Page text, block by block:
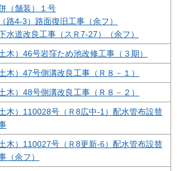
（舗装）１号
路4-3）路面復旧工事（余フ）
水道改良工事（スＲ7-27）（余フ）
土木）46号岩窪ため池改修工事（３期）
土木）47号側溝改良工事（Ｒ８－１）
土木）48号側溝改良工事（Ｒ８－２）
土木）110028号（Ｒ8広中-1）配水管布設替
土木）110027号（Ｒ8更新-6）配水管布設替
（余フ）